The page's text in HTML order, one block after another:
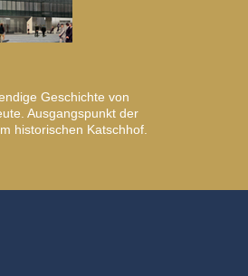
Geschichte von
Ausgangspunkt der
historischen Katschhof.